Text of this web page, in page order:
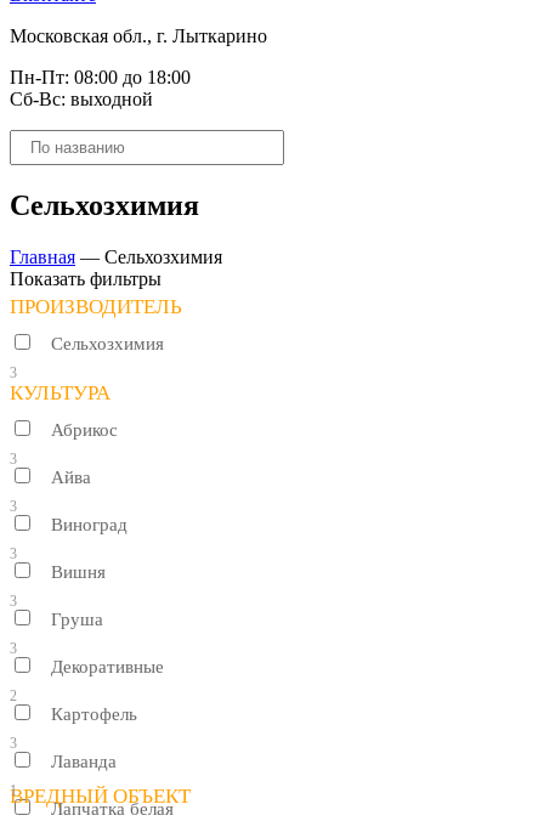
Московская обл., г. Лыткарино
Пн-Пт: 08:00 до 18:00
Сб-Вс: выходной
Поиск
товаров
Сельхозхимия
Главная — Сельхозхимия
Показать фильтры
ПРОИЗВОДИТЕЛЬ
Сельхозхимия
3
КУЛЬТУРА
Абрикос
3
Айва
3
Виноград
3
Вишня
3
Груша
3
Декоративные
2
Картофель
3
Лаванда
1
Лапчатка белая
ВРЕДНЫЙ ОБЪЕКТ